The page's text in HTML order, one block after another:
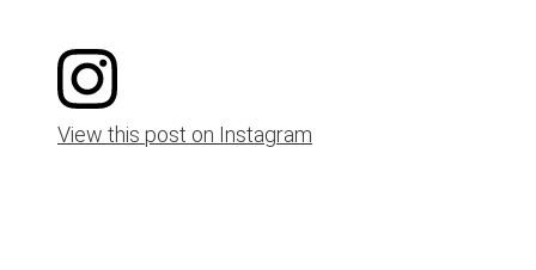
View this post on Instagram